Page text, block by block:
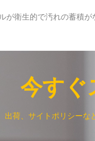
衛生的で汚れの蓄積が
今すぐ
出荷、サイトポリシーな